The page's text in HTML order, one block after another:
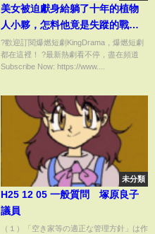
美女被迫獻身給躺了十年的植物
人小夥，怎料他竟是失蹤的戰
神，在處子血的刺激下小夥竟奇
跡般蘇醒，從此為她擺平一切障
?歡迎訂閱爆燃短劇KingDrama，爆燃短劇
都在這裡！ ?最新熱劇看不停，盡在頻道
Subscribe Now: https://www....
未分類
H25 12 05 一般質問 塚原良子
議員
（１）「空き家等の適正な管理方針」は作